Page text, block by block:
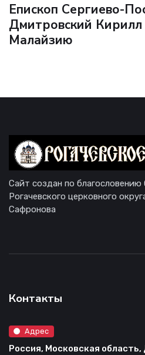
Епископ Сергиево-
Дмитровский
Малайзию
Сайт создан по благословению
Рогачевского церковного
Сафронова
Контакты
Адрес
Россия, Московская